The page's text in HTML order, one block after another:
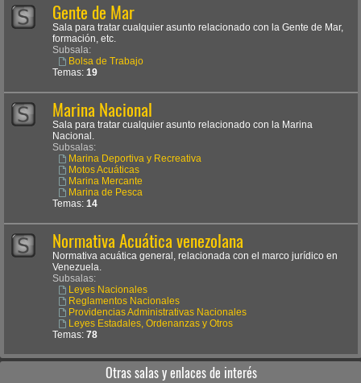
Gente de Mar
Sala para tratar cualquier asunto relacionado con la Gente de Mar,
formación, etc.
Subsala:
Bolsa de Trabajo
Temas: 19
Marina Nacional
Sala para tratar cualquier asunto relacionado con la Marina
Nacional.
Subsalas:
Marina Deportiva y Recreativa
Motos Acuáticas
Marina Mercante
Marina de Pesca
Temas: 14
Normativa Acuática venezolana
Normativa acuática general, relacionada con el marco jurídico en
Venezuela.
Subsalas:
Leyes Nacionales
Reglamentos Nacionales
Providencias Administrativas Nacionales
Leyes Estadales, Ordenanzas y Otros
Temas: 78
Otras salas y enlaces de interés